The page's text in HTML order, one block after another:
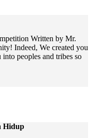
Written by Mr.
Indeed, We created you
peoples and tribes so
Hidup